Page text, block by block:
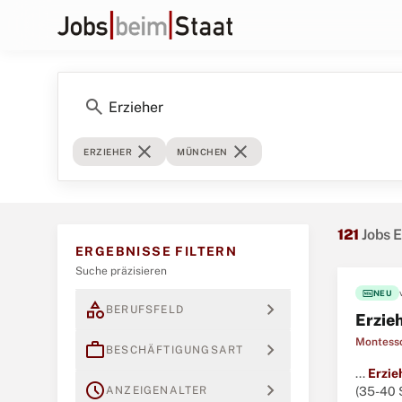
search
ERZIEHER close MÜNCHEN close
ERGEBNISSE FILTERN
Suche präzisieren
category BERUFSFELD expand_more
work BESCHÄFTIGUNGSART expand_more
scheduleANZEIGENALTER expand_more
121 Jobs
fiber_newNEU
...
(35-40